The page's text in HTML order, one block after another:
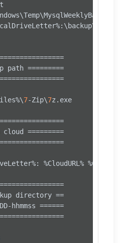
path =========
7-Zip\7z.exe
cloud =========
%CloudURL%
directory ==
hhmmss ======